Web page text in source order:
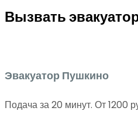
Вызвать
Эвакуатор Пушкино
Подача за 20 минут. От 1200